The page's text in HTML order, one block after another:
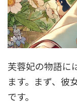
芙蓉妃の物語に
ます。まず、彼
です。